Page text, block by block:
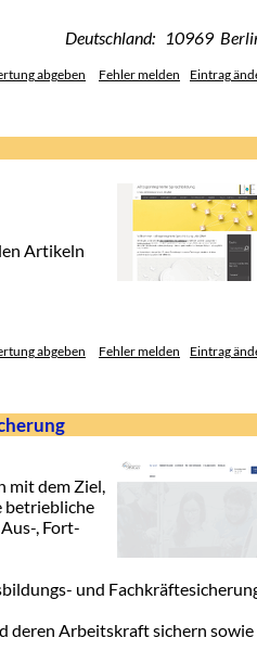
Deutschland: 10969
abgeben Fehler melden Eintrag
Artikeln
abgeben Fehler melden Eintrag
mit dem Ziel,
betriebliche
, Fort-
und
deren Arbeitskraft sichern sowie